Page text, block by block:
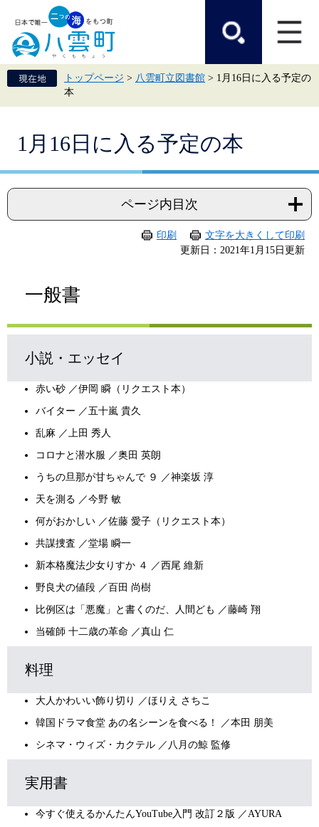
頭
で
飛
ば
て
トップページ > 八雲町立図書館 > 1月16日に入る予定の
本
1月16日に入る予定の本
ページ内目次
印刷
文字を大きくして印刷
更新日：2021年1月15日更新
一般書
小説・エッセイ
赤い砂 ／伊岡 瞬（リクエスト本）
バイター ／五十嵐 貴久
乱麻 ／上田 秀人
コロナと潜水服 ／奥田 英朗
うちの旦那が甘ちゃんで ９ ／神楽坂 淳
天を測る ／今野 敏
何がおかしい ／佐藤 愛子（リクエスト本）
共謀捜査 ／堂場 瞬一
新本格魔法少女りすか ４ ／西尾 維新
野良犬の値段 ／百田 尚樹
比例区は「悪魔」と書くのだ、人間ども ／藤崎 翔
当確師 十二歳の革命 ／真山 仁
料理
大人かわいい飾り切り ／ほりえ さちこ
韓国ドラマ食堂 あの名シーンを食べる！ ／本田 朋美
シネマ・ウィズ・カクテル ／八月の鯨 監修
実用書
今すぐ使えるかんたんYouTube入門 改訂２版 ／AYURA